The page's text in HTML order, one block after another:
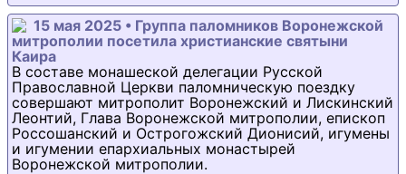
15 мая 2025 • Группа паломников Воронежской
митрополии посетила христианские святыни
Каира
В составе монашеской делегации Русской
Православной Церкви паломническую поездку
совершают митрополит Воронежский и Лискинский
Леонтий, Глава Воронежской митрополии, епископ
Россошанский и Острогожский Дионисий, игумены
и игумении епархиальных монастырей
Воронежской митрополии.